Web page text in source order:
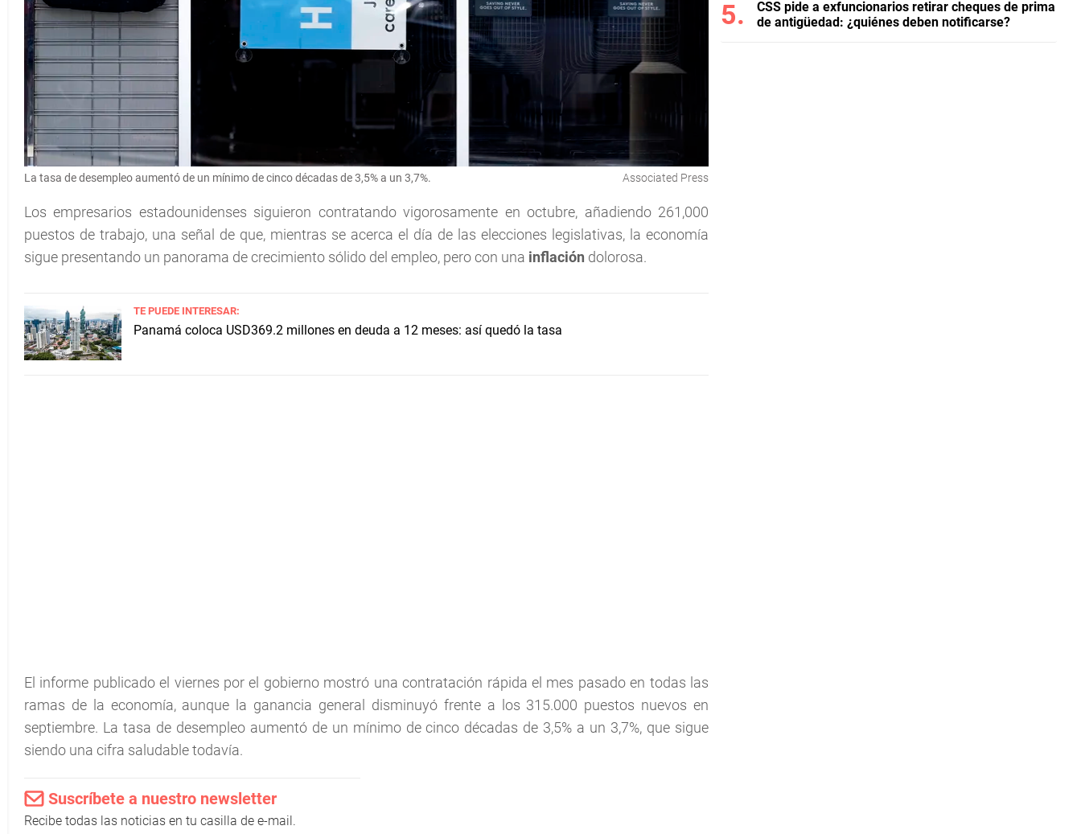
La tasa de desempleo aumentó de un mínimo de cinco décadas de 3,5% a un 3,7%. Associated Press
Los empresarios estadounidenses siguieron contratando vigorosamente en octubre, añadiendo 261,000
puestos de trabajo, una señal de que, mientras se acerca el día de las elecciones legislativas, la economía
sigue presentando un panorama de crecimiento sólido del empleo, pero con una inflación dolorosa.
TE PUEDE INTERESAR:
Panamá coloca USD369.2 millones en deuda a 12 meses: así quedó la tasa
El informe publicado el viernes por el gobierno mostró una contratación rápida el mes pasado en todas las
ramas de la economía, aunque la ganancia general disminuyó frente a los 315.000 puestos nuevos en
septiembre. La tasa de desempleo aumentó de un mínimo de cinco décadas de 3,5% a un 3,7%, que sigue
siendo una cifra saludable todavía.
Suscríbete a nuestro newsletter
Recibe todas las noticias en tu casilla de e-mail.
CSS pide a exfuncionarios retirar cheques de prima
de antigüedad: ¿quiénes deben notificarse?